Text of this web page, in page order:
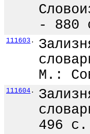
- 880
111603 .
М.:
111604 .
496 с.